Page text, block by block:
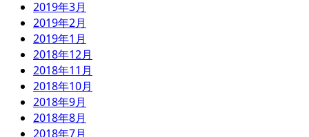
2019年3月
2019年2月
2019年1月
2018年12月
2018年11月
2018年10月
2018年9月
2018年8月
2018年7月